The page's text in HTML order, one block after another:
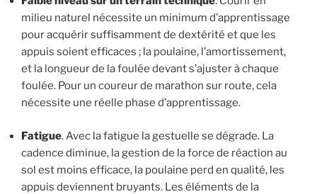
milieu naturel nécessite un minimum d’apprentissage
pour acquérir suffisamment de dextérité et que les
appuis soient efficaces ; la poulaine, l’amortissement,
et la longueur de la foulée devant s’ajuster à chaque
foulée. Pour un coureur de marathon sur route, cela
nécessite une réelle phase d’apprentissage.
Fatigue. Avec la fatigue la gestuelle se dégrade. La
cadence diminue, la gestion de la force de réaction au
sol est moins efficace, la poulaine perd en qualité, les
appuis deviennent bruyants. Les éléments de la